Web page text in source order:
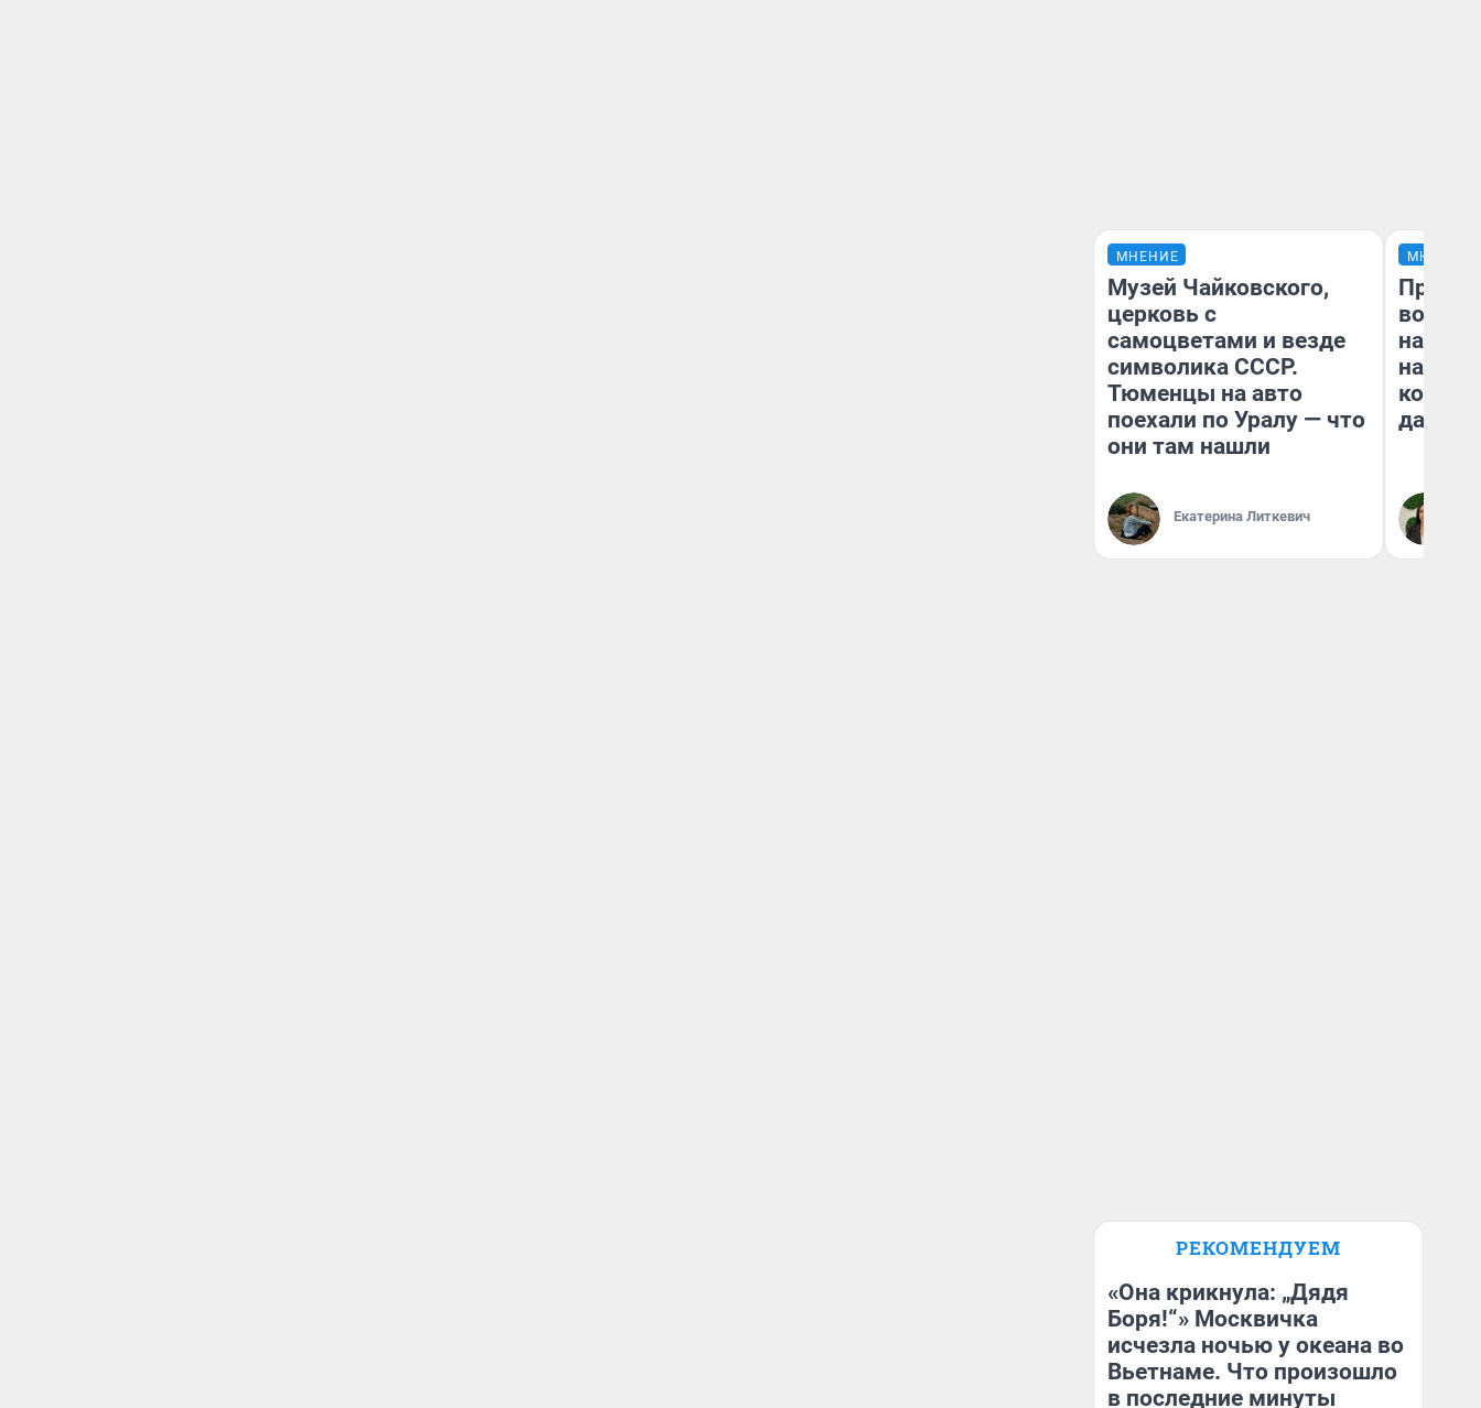
МНЕНИЕ
Музей Чайковского,
церковь с
самоцветами и везде
символика СССР.
Тюменцы на авто
поехали по Уралу — что
они там нашли
Екатерина Литкевич
МНЕНИЕ
нам
даже
РЕКОМЕНДУЕМ
«Она крикнула: „Дядя
Боря!“» Москвичка
исчезла ночью у океана во
Вьетнаме. Что произошло
в последние минуты